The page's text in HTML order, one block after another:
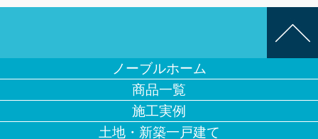
ノーブルホーム
商品一覧
施工実例
土地・新築一戸建て